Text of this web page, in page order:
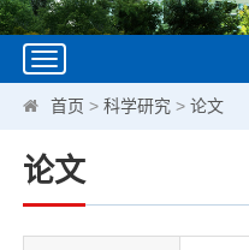
Toggle
navigation
首页 >科学研究 >论文
论文